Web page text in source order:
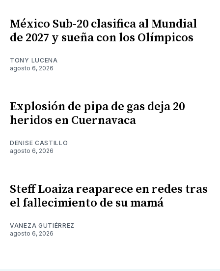
México Sub-20 clasifica al Mundial
de 2027 y sueña con los Olímpicos
TONY LUCENA
agosto 6, 2026
Explosión de pipa de gas deja 20
heridos en Cuernavaca
DENISE CASTILLO
agosto 6, 2026
Steff Loaiza reaparece en redes tras
el fallecimiento de su mamá
VANEZA GUTIÉRREZ
agosto 6, 2026